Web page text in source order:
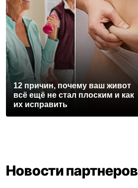
12 причин, почему ваш живот
всё ещё не стал плоским и как
их исправить
Новости партнеров